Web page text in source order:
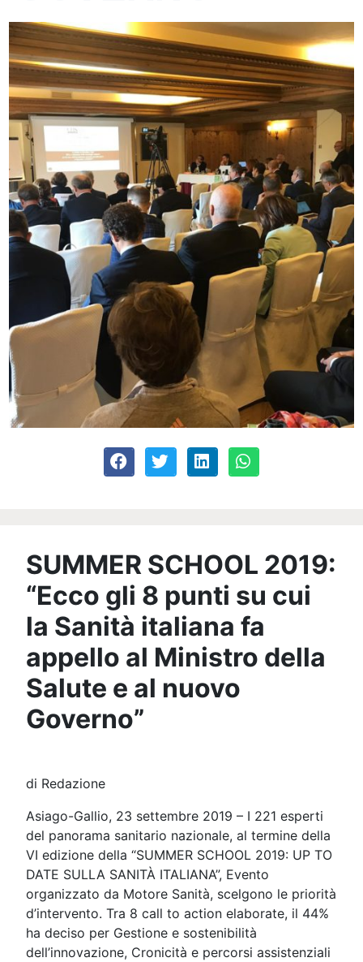
SUMMER SCHOOL 2019:
“Ecco gli 8 punti su cui
la Sanità italiana fa
appello al Ministro della
Salute e al nuovo
Governo”
di Redazione
Asiago-Gallio, 23 settembre 2019 – I 221 esperti
del panorama sanitario nazionale, al termine della
VI edizione della “SUMMER SCHOOL 2019: UP TO
DATE SULLA SANITÀ ITALIANA”, Evento
organizzato da Motore Sanità, scelgono le priorità
d’intervento. Tra 8 call to action elaborate, il 44%
ha deciso per Gestione e sostenibilità
dell’innovazione, Cronicità e percorsi assistenziali